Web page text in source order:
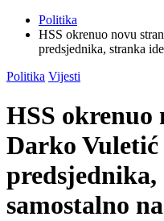
Politika
HSS okrenuo novu
predsjednika, stranka
Politika Vijesti
HSS okrenuo
Darko
samostalno